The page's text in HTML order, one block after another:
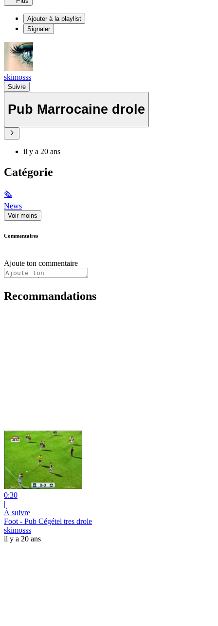
Ajouter à la playlist
Signaler
skimosss
Suivre
Pub Marrocaine drole
il y a 20 ans
Catégorie
🗞
News
Voir moins
Commentaires
Ajoute ton commentaire
Recommandations
0:30
|
À suivre
Foot - Pub Cégétel tres drole
skimosss
il y a 20 ans